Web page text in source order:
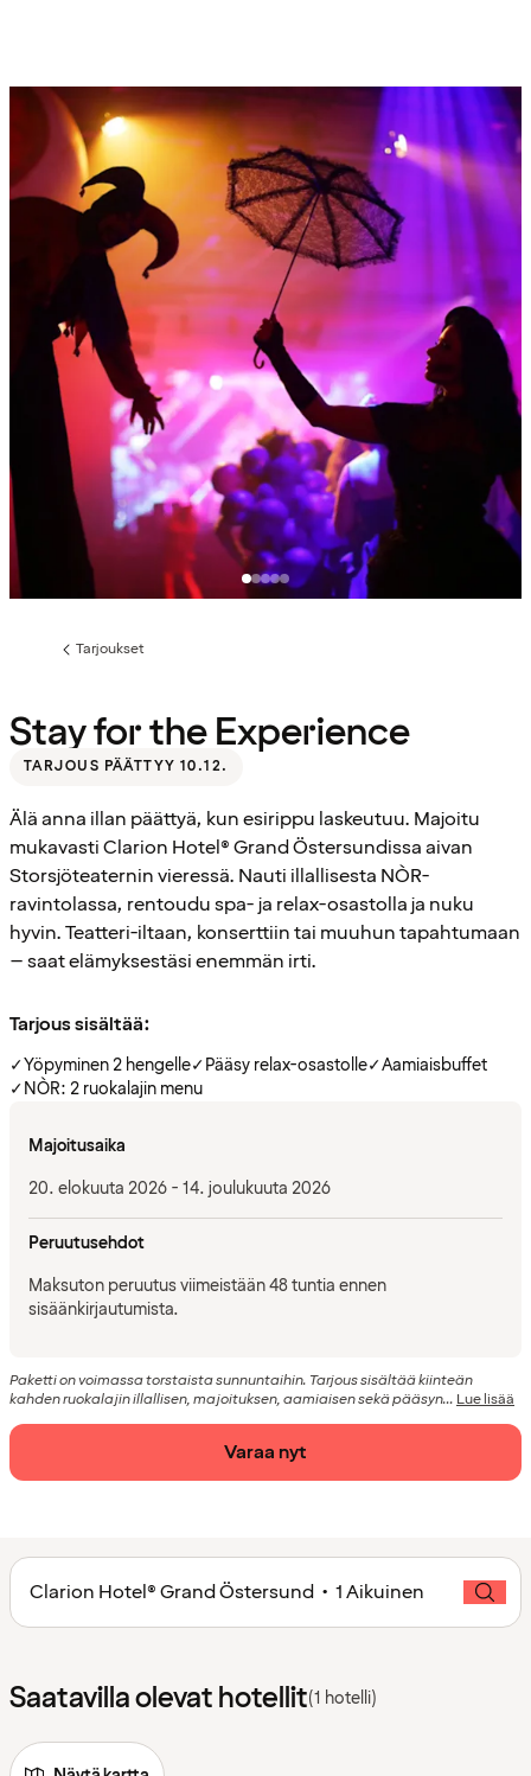
Edellinen
Tarjoukset
Stay for the Experience
TARJOUS PÄÄTTYY 10.12.
Älä anna illan päättyä, kun esirippu laskeutuu. Majoitu
mukavasti Clarion Hotel® Grand Östersundissa aivan
Storsjöteaternin vieressä. Nauti illallisesta NÒR-
ravintolassa, rentoudu spa- ja relax-osastolla ja nuku
hyvin. Teatteri-iltaan, konserttiin tai muuhun tapahtumaan
– saat elämyksestäsi enemmän irti.
Tarjous sisältää:
✓Yöpyminen 2 hengelle✓Pääsy relax-osastolle✓Aamiaisbuffet
✓NÒR: 2 ruokalajin menu
Majoitusaika
20. elokuuta 2026 - 14. joulukuuta 2026
Peruutusehdot
Maksuton peruutus viimeistään 48 tuntia ennen
sisäänkirjautumista.
Paketti on voimassa torstaista sunnuntaihin. Tarjous sisältää kiinteän
kahden ruokalajin illallisen, majoituksen, aamiaisen sekä pääsyn... Lue lisää
Varaa nyt
Clarion Hotel® Grand Östersund • 1 Aikuinen
Saatavilla olevat hotellit(1 hotelli)